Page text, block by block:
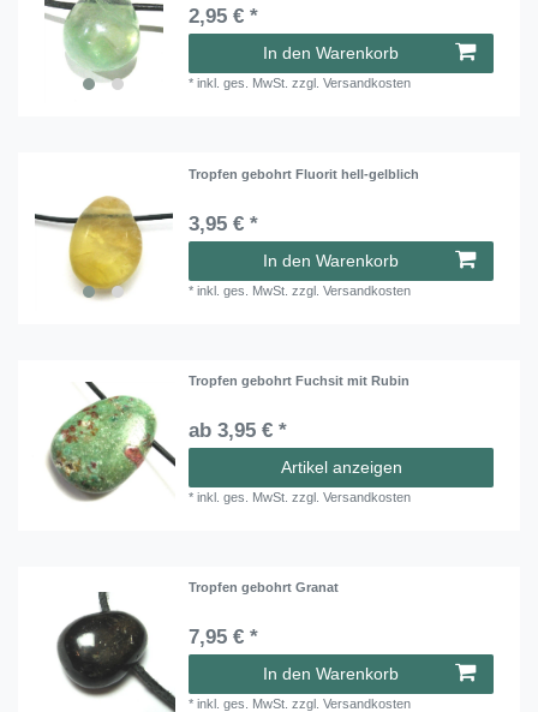
2,95 € *
In den Warenkorb
*inkl. ges. MwSt. zzgl.Versandkosten
Tropfen gebohrt Fluorit hell-gelblich
3,95 € *
In den Warenkorb
*inkl. ges. MwSt. zzgl.Versandkosten
Tropfen gebohrt Fuchsit mit Rubin
ab 3,95 € *
Artikel anzeigen
*inkl. ges. MwSt. zzgl.Versandkosten
Tropfen gebohrt Granat
7,95 € *
In den Warenkorb
*inkl. ges. MwSt. zzgl.Versandkosten